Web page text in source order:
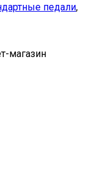
педали,
магазин